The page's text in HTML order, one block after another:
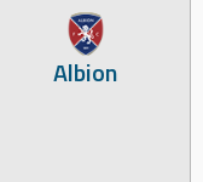
Albion